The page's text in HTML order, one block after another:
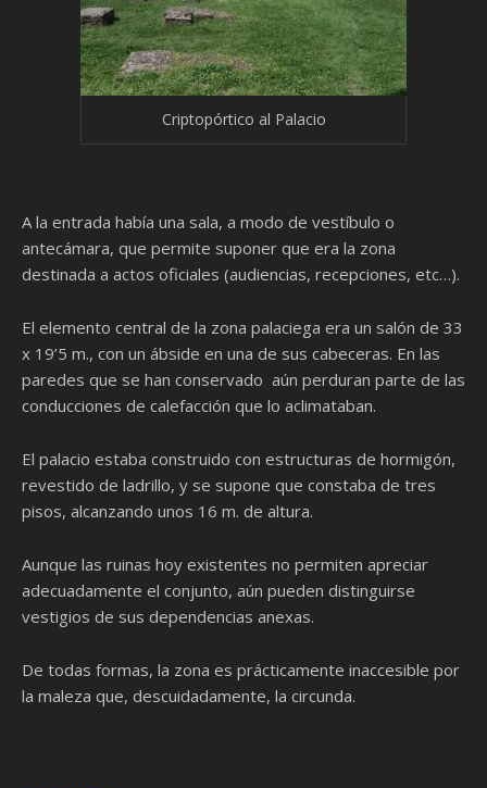
Criptopórtico al Palacio
A la entrada había una sala, a modo de vestíbulo o
antecámara, que permite suponer que era la zona
destinada a actos oficiales (audiencias, recepciones, etc…).
El elemento central de la zona palaciega era un salón de 33
x 19’5 m., con un ábside en una de sus cabeceras. En las
paredes que se han conservado aún perduran parte de las
conducciones de calefacción que lo aclimataban.
El palacio estaba construido con estructuras de hormigón,
revestido de ladrillo, y se supone que constaba de tres
pisos, alcanzando unos 16 m. de altura.
Aunque las ruinas hoy existentes no permiten apreciar
adecuadamente el conjunto, aún pueden distinguirse
vestigios de sus dependencias anexas.
De todas formas, la zona es prácticamente inaccesible por
la maleza que, descuidadamente, la circunda.